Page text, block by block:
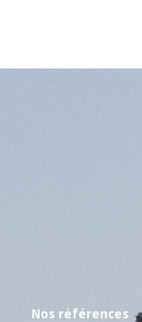
Nos références